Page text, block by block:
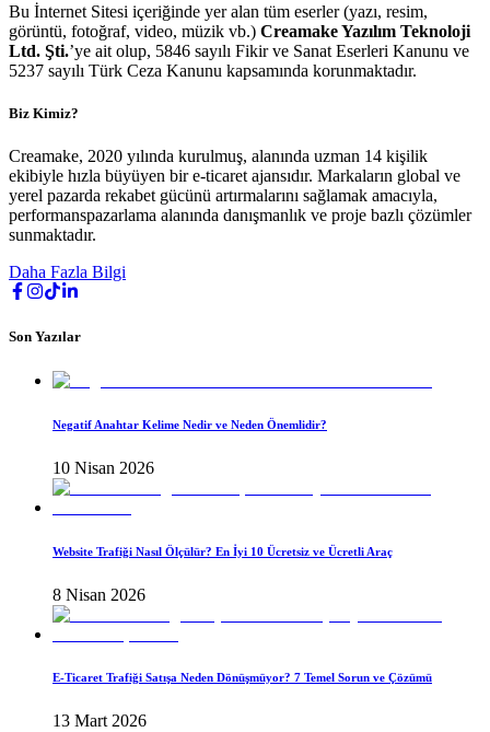
Bu İnternet Sitesi içeriğinde yer alan tüm eserler (yazı, resim,
görüntü, fotoğraf, video, müzik vb.) Creamake Yazılım Teknoloji
Ltd. Şti.’ye ait olup, 5846 sayılı Fikir ve Sanat Eserleri Kanunu ve
5237 sayılı Türk Ceza Kanunu kapsamında korunmaktadır.
Biz Kimiz?
Creamake, 2020 yılında kurulmuş, alanında uzman 14 kişilik
ekibiyle hızla büyüyen bir e-ticaret ajansıdır. Markaların global ve
yerel pazarda rekabet gücünü artırmalarını sağlamak amacıyla,
performanspazarlama alanında danışmanlık ve proje bazlı çözümler
sunmaktadır.
Daha Fazla Bilgi
Son Yazılar
Negatif Anahtar Kelime Nedir ve Neden Önemlidir?
10 Nisan 2026
Website Trafiği Nasıl Ölçülür? En İyi 10 Ücretsiz ve Ücretli Araç
8 Nisan 2026
E-Ticaret Trafiği Satışa Neden Dönüşmüyor? 7 Temel Sorun ve Çözümü
13 Mart 2026